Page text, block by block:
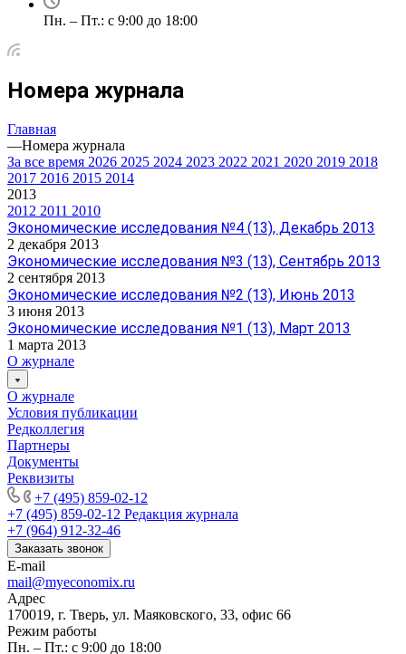
Пн. – Пт.: с 9:00 до 18:00
Номера журнала
Главная
—Номера журнала
За все время 2026 2025 2024 2023 2022 2021 2020 2019 2018
2017 2016 2015 2014
2013
2012 2011 2010
Экономические исследования №4 (13), Декабрь 2013
2 декабря 2013
Экономические исследования №3 (13), Сентябрь 2013
2 сентября 2013
Экономические исследования №2 (13), Июнь 2013
3 июня 2013
Экономические исследования №1 (13), Март 2013
1 марта 2013
О журнале
О журнале
Условия публикации
Редколлегия
Партнеры
Документы
Реквизиты
+7 (495) 859-02-12
+7 (495) 859-02-12 Редакция журнала
+7 (964) 912-32-46
Заказать звонок
E-mail
mail@myeconomix.ru
Адрес
170019, г. Тверь, ул. Маяковского, 33, офис 66
Режим работы
Пн. – Пт.: с 9:00 до 18:00